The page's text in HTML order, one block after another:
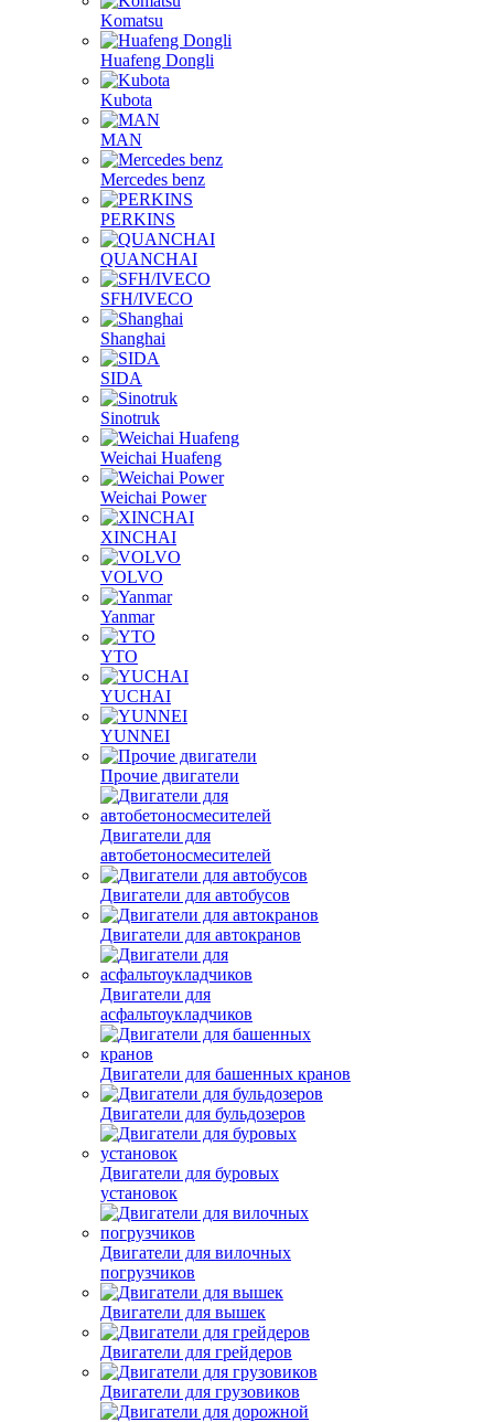
HOWO
Isuzu
Komatsu
Huafeng Dongli
Kubota
MAN
Mercedes benz
PERKINS
QUANCHAI
SFH/IVECO
Shanghai
SIDA
Sinotruk
Weichai Huafeng
Weichai Power
XINCHAI
VOLVO
Yanmar
YTO
YUCHAI
YUNNEI
Прочие двигатели
Двигатели для
автобетоносмесителей
Двигатели для автобусов
Двигатели для автокранов
Двигатели для
асфальтоукладчиков
Двигатели для башенных кранов
Двигатели для бульдозеров
Двигатели для буровых
установок
Двигатели для вилочных
погрузчиков
Двигатели для вышек